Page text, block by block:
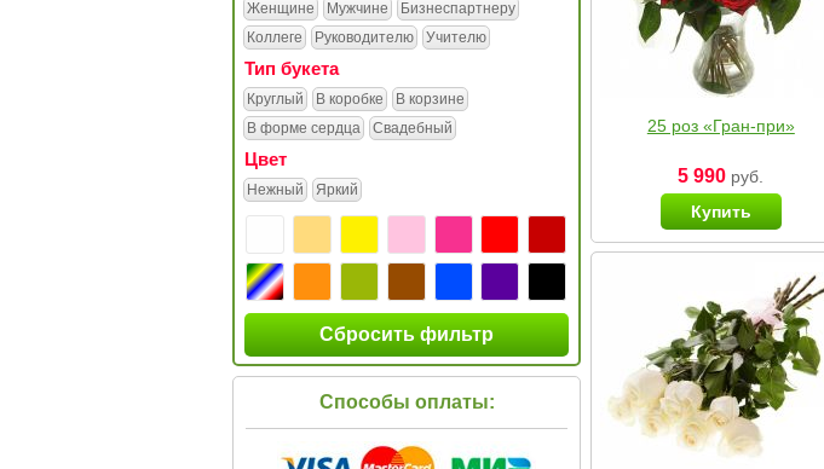
Женщине
Мужчине
Бизнеспартнеру
Коллеге
Руководителю Учителю
Тип букета
Круглый В коробке
В корзине
В форме сердца
Свадебный
Цвет
Нежный Яркий
Сбросить фильтр
Способы оплаты:
25 роз «Гран-при»
5 990 руб.
Купить